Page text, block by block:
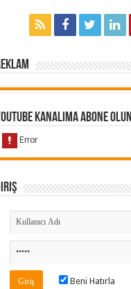
Kanalıma Abone Olun
Beni Hatırla